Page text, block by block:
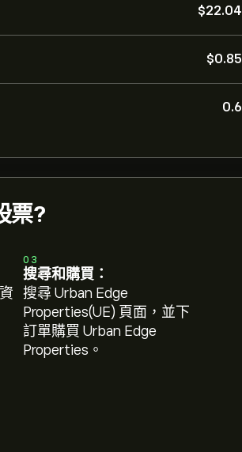
‎$‎22.04
‎$‎0.85
0.6
票?
03
搜尋和購買：
搜尋 Urban Edge
Properties(UE) 頁面，並下
訂單購買 Urban Edge
Properties。